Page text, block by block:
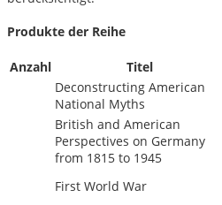
Produkte der Reihe
Anzahl Titel
Deconstructing American
National Myths
British and American
Perspectives on Germany
from 1815 to 1945
First World War